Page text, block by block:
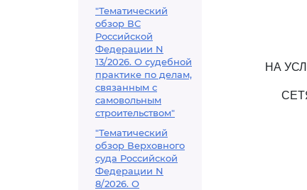
"Тематический
обзор ВС
Российской
Федерации N
13/2026. О судебной
практике по делам,
связанным с
самовольным
строительством"
"Тематический
обзор Верховного
суда Российской
Федерации N
8/2026. О
НА